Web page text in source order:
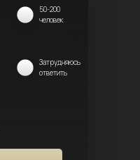
50-200
человек
Затрудняюсь
ответить